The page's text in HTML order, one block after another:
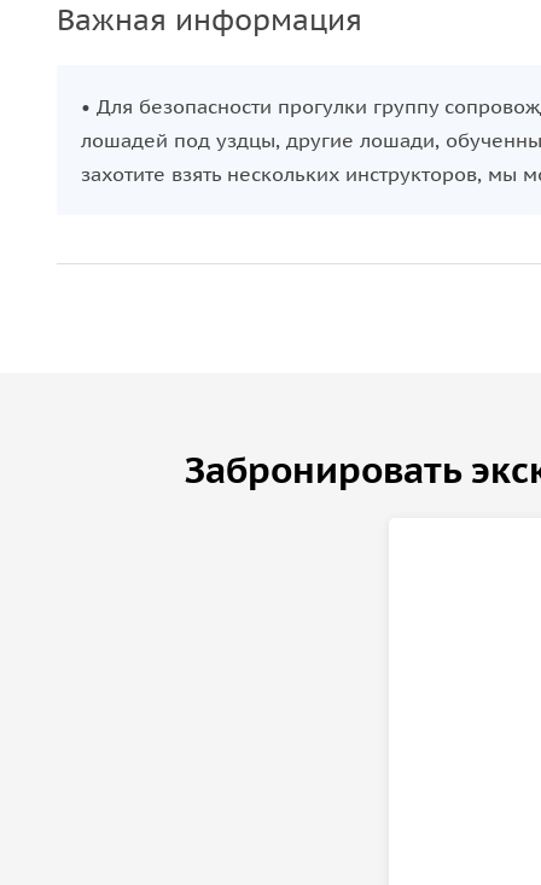
Важная информация
• Для безопасности прогулки группу
лошадей под уздцы, другие лошади,
захотите взять нескольких инструкторов, мы
Забронировать